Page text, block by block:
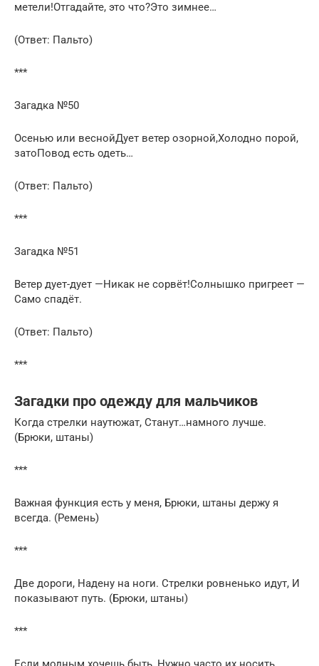
метели!Отгадайте, это что?Это зимнее…
(Ответ: Пальто)
***
Загадка №50
Осенью или веснойДует ветер озорной,Холодно порой,
затоПовод есть одеть…
(Ответ: Пальто)
***
Загадка №51
Ветер дует-дует —Никак не сорвёт!Солнышко пригреет —
Само спадёт.
(Ответ: Пальто)
***
Загадки про одежду для мальчиков
Когда стрелки наутюжат, Станут…намного лучше.
(Брюки, штаны)
***
Важная функция есть у меня, Брюки, штаны держу я
всегда. (Ремень)
***
Две дороги, Надену на ноги. Стрелки ровненько идут, И
показывают путь. (Брюки, штаны)
***